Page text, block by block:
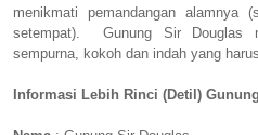
menikmati pemandangan alamnya
setempat). Gunung Sir Douglas
sempurna, kokoh dan indah yang
Informasi Lebih Rinci (Detil)